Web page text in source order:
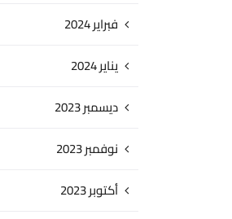
فبراير 2024
يناير 2024
ديسمبر 2023
نوفمبر 2023
أكتوبر 2023